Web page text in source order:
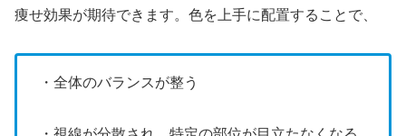
痩せ効果が期待できます。色を上手に配置することで、
・全体のバランスが整う